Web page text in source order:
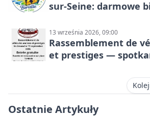
sur-Seine: darmowe
13 września 2026, 09:00
Rassemblement de
et prestiges —
Ostatnie Artykuły